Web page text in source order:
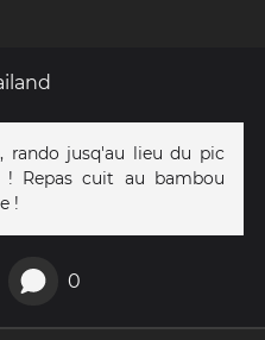
rando jusq'au lieu du pic
Repas cuit au bambou
!
0